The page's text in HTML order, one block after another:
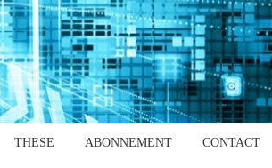
THESE ABONNEMENT CONTACT